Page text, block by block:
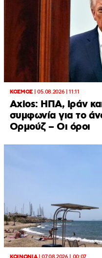
ΚΟΣΜΟΣ| 05.08.2026 | 11:11
Axios: ΗΠΑ, Ιράν
συμφωνία για το
Ορμούζ – Οι όροι